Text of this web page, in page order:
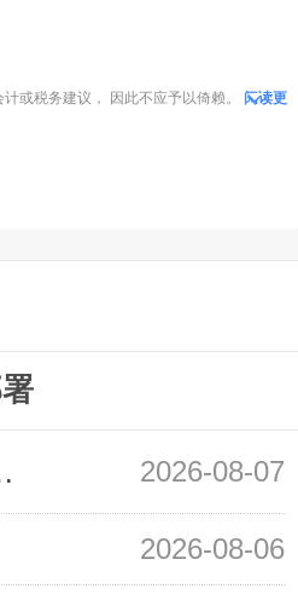
或税务建议， 因此不应予以倚赖。
阅读更
据“东风” 2026-08-07
2026-08-06